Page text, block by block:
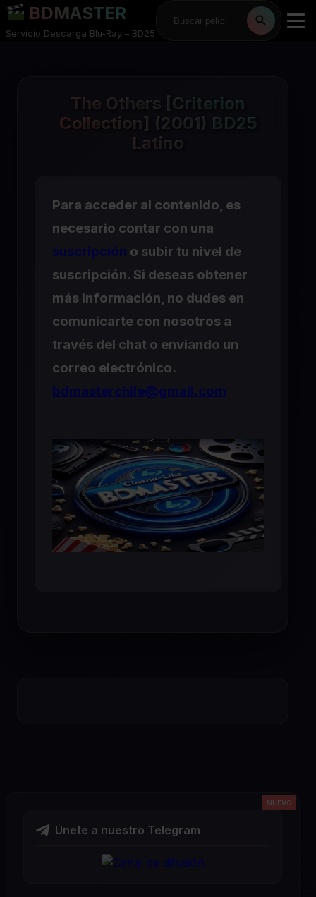
BDMASTER
Servicio Descarga Blu-Ray – BD25
The Others [Criterion
Collection] (2001) BD25
Latino
Para acceder al contenido, es
necesario contar con una
suscripción o subir tu nivel de
suscripción. Si deseas obtener
más información, no dudes en
comunicarte con nosotros a
través del chat o enviando un
correo electrónico.
bdmasterchile@gmail.com
Únete a nuestro Telegram
NUEVO
NUEVO
NUEVO
NUEVO
NUEVO